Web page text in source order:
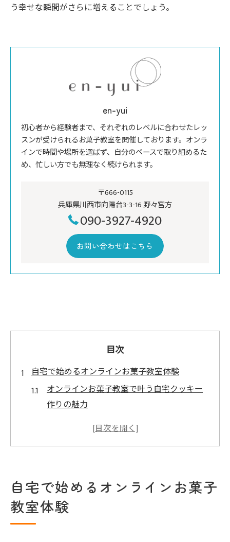
う幸せな瞬間がさらに増えることでしょう。
en-yui
初心者から経験者まで、それぞれのレベルに合わせたレッ
スンが受けられるお菓子教室を開催しております。オンラ
インで時間や場所を選ばず、自分のペースで取り組めるた
め、忙しい方でも無理なく続けられます。
〒666-0115
兵庫県川西市向陽台3-3-16 野々宮方
090-3927-4920
お問い合わせはこちら
目次
自宅で始めるオンラインお菓子教室体験
オンラインお菓子教室で叶う自宅クッキー
作りの魅力
自宅キッチンがレッスン会場になる新しい
クッキー作りを自宅で楽しむためのオンラ
イン教室活用法
自宅で始めるオンラインお菓子
教室体験